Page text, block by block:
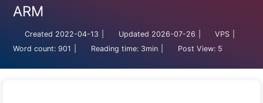
ARM
Created 2022-04-13 Updated 2026-07-26 VPS
Word count: 901 Reading time: 3min Post View: 5